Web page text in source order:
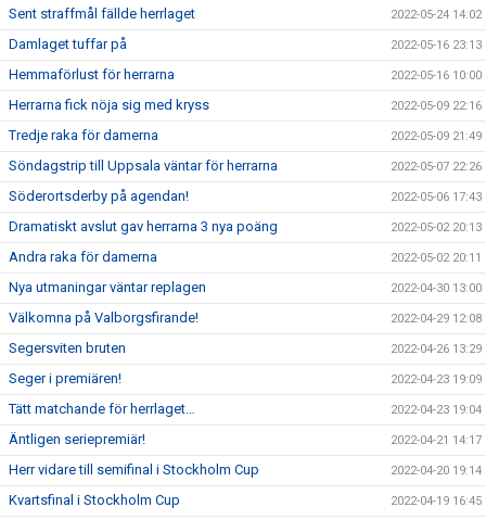
Sent straffmål fällde herrlaget 2022-05-24 14:02
Damlaget tuffar på 2022-05-16 23:13
Hemmaförlust för herrarna 2022-05-16 10:00
Herrarna fick nöja sig med kryss 2022-05-09 22:16
Tredje raka för damerna 2022-05-09 21:49
Söndagstrip till Uppsala väntar för herrarna 2022-05-07 22:26
Söderortsderby på agendan! 2022-05-06 17:43
Dramatiskt avslut gav herrarna 3 nya poäng 2022-05-02 20:13
Andra raka för damerna 2022-05-02 20:11
Nya utmaningar väntar replagen 2022-04-30 13:00
Välkomna på Valborgsfirande! 2022-04-29 12:08
Segersviten bruten 2022-04-26 13:29
Seger i premiären! 2022-04-23 19:09
Tätt matchande för herrlaget… 2022-04-23 19:04
Äntligen seriepremiär! 2022-04-21 14:17
Herr vidare till semifinal i Stockholm Cup 2022-04-20 19:14
Kvartsfinal i Stockholm Cup 2022-04-19 16:45